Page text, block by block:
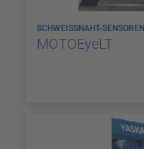
SCHWEISSNAHT-SENSOREN
MOTOEyeLT